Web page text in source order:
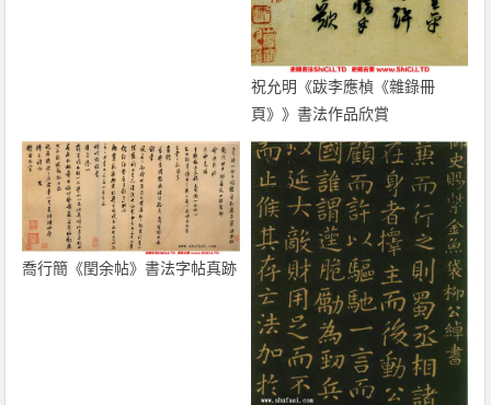
祝允明《跋李應楨《雜錄冊
頁》》書法作品欣賞
喬行簡《閏余帖》書法字帖真跡